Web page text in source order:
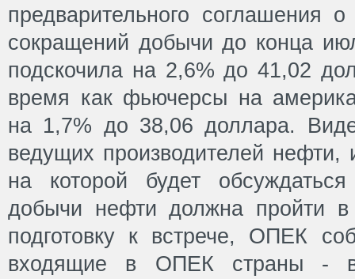
предварительного соглашения
сокращений добычи до конца
подскочила на 2,6% до 41,02
время как фьючерсы на
на 1,7% до 38,06 доллара.
ведущих производителей
на которой будет
добычи нефти должна пройти
подготовку к встрече, ОПЕК
входящие в ОПЕК страны -